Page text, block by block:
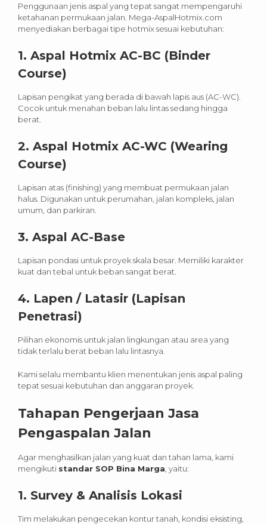
Penggunaan jenis aspal yang tepat sangat mempengaruhi
ketahanan permukaan jalan. Mega-AspalHotmix.com
menyediakan berbagai tipe hotmix sesuai kebutuhan:
1. Aspal Hotmix AC-BC (Binder
Course)
Lapisan pengikat yang berada di bawah lapis aus (AC-WC).
Cocok untuk menahan beban lalu lintas sedang hingga
berat.
2. Aspal Hotmix AC-WC (Wearing
Course)
Lapisan atas (finishing) yang membuat permukaan jalan
halus. Digunakan untuk perumahan, jalan kompleks, jalan
umum, dan parkiran.
3. Aspal AC-Base
Lapisan pondasi untuk proyek skala besar. Memiliki karakter
kuat dan tebal untuk beban sangat berat.
4. Lapen / Latasir (Lapisan
Penetrasi)
Pilihan ekonomis untuk jalan lingkungan atau area yang
tidak terlalu berat beban lalu lintasnya.
Kami selalu membantu klien menentukan jenis aspal paling
tepat sesuai kebutuhan dan anggaran proyek.
Tahapan Pengerjaan Jasa
Pengaspalan Jalan
Agar menghasilkan jalan yang kuat dan tahan lama, kami
mengikuti standar SOP Bina Marga , yaitu:
1. Survey & Analisis Lokasi
Tim melakukan pengecekan kontur tanah, kondisi eksisting,